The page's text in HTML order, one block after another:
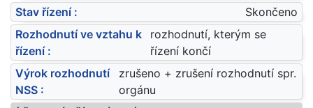
Stav řízení :
Skončeno
Rozhodnutí ve vztahu k
řízení :
rozhodnutí, kterým se
řízení končí
Výrok rozhodnutí
NSS :
zrušeno + zrušení rozhodnutí spr.
orgánu